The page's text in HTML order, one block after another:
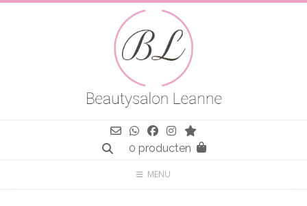
0 producten
MENU